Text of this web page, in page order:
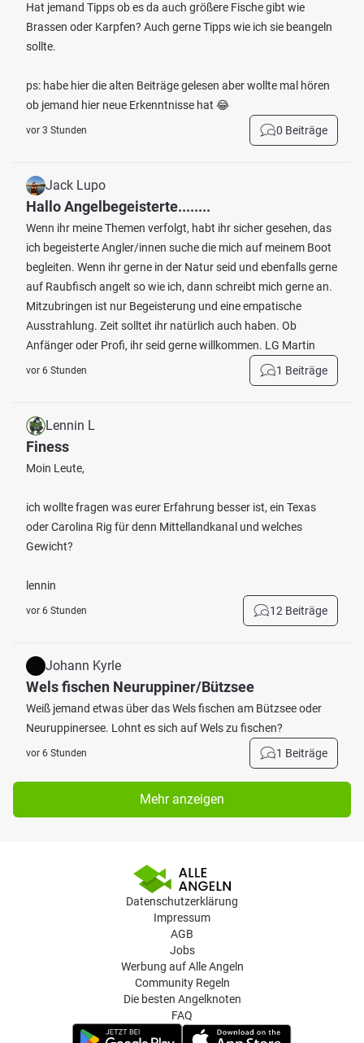
Hat jemand Tipps ob es da auch größere Fische gibt wie
Brassen oder Karpfen? Auch gerne Tipps wie ich sie beangeln
sollte.
ps: habe hier die alten Beiträge gelesen aber wollte mal hören
ob jemand hier neue Erkenntnisse hat 😂
vor 3 Stunden 0 Beiträge
Jack Lupo
Hallo Angelbegeisterte........
Wenn ihr meine Themen verfolgt, habt ihr sicher gesehen, das
ich begeisterte Angler/innen suche die mich auf meinem Boot
begleiten. Wenn ihr gerne in der Natur seid und ebenfalls gerne
auf Raubfisch angelt so wie ich, dann schreibt mich gerne an.
Mitzubringen ist nur Begeisterung und eine empatische
Ausstrahlung. Zeit solltet ihr natürlich auch haben. Ob
Anfänger oder Profi, ihr seid gerne willkommen. LG Martin
vor 6 Stunden 1 Beiträge
Lennin L
Finess
Moin Leute,
ich wollte fragen was eurer Erfahrung besser ist, ein Texas
oder Carolina Rig für denn Mittellandkanal und welches
Gewicht?
lennin
vor 6 Stunden 12 Beiträge
Johann Kyrle
Wels fischen Neuruppiner/Bützsee
Weiß jemand etwas über das Wels fischen am Bützsee oder
Neuruppinersee. Lohnt es sich auf Wels zu fischen?
vor 6 Stunden 1 Beiträge
Mehr anzeigen
Datenschutzerklärung
Impressum
AGB
Jobs
Werbung auf Alle Angeln
Community Regeln
Die besten Angelknoten
FAQ